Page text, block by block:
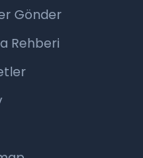
Gönder
Rehberi